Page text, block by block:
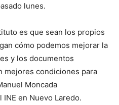
lunes.
es que sean los propios
cómo podemos mejorar la
y los documentos
mejores condiciones para
Moncada
en Nuevo Laredo.